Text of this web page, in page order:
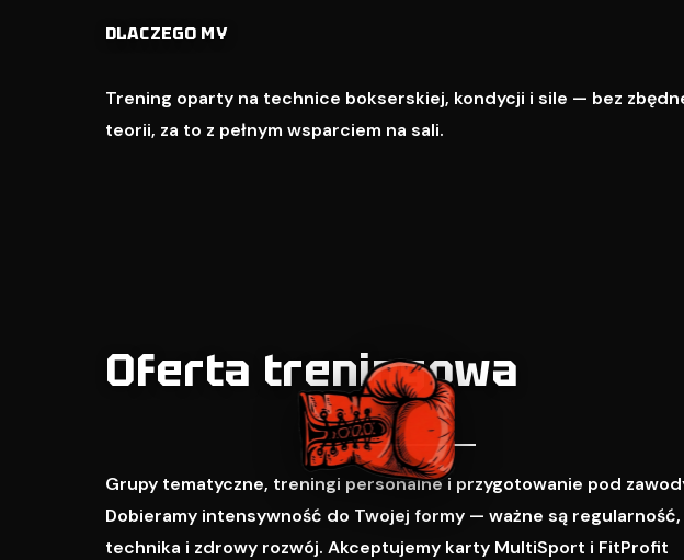
DLACZEGO MY
Trening oparty na technice bokserskiej, kondycji i sile — bez
teorii, za to z pełnym wsparciem na sali.
Oferta treningowa
Grupy tematyczne, treningi personalne i przygotowanie pod
Dobieramy intensywność do Twojej formy — ważne są regularność,
technika i zdrowy rozwój. Akceptujemy karty MultiSport i FitProfit